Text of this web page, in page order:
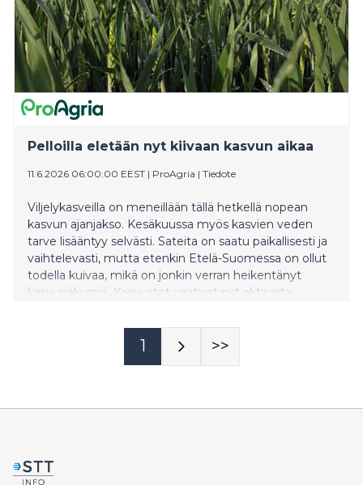
Pelloilla eletään nyt kiivaan kasvun aikaa
11.6.2026 06:00:00 EEST | ProAgria | Tiedote
Viljelykasveilla on meneillään tällä hetkellä nopean
kasvun ajanjakso. Kesäkuussa myös kasvien veden
tarve lisääntyy selvästi. Sateita on saatu paikallisesti ja
vaihtelevasti, mutta etenkin Etelä-Suomessa on ollut
todella kuivaa, mikä on jonkin verran heikentänyt
kasvunäkymiä. Kasvustot vaativat nyt aktiivista
sadonmuodostus saadaan turvattua. Kasvukausi
etenee keskimääräisen mukaan valtaosassa
1 >>